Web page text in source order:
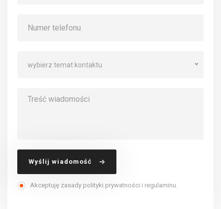
wybierz temat kontaktu
Wyślij wiadomość
Akceptuję zasady polityki prywatności i regulaminu.